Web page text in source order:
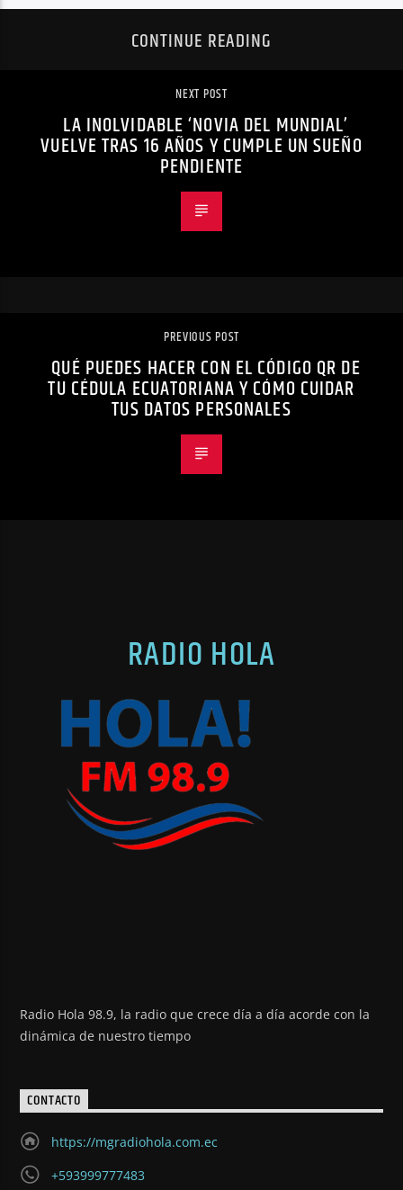
CONTINUE READING
NEXT POST
LA INOLVIDABLE ‘NOVIA DEL MUNDIAL’
VUELVE TRAS 16 AÑOS Y CUMPLE UN SUEÑO
PENDIENTE
PREVIOUS POST
QUÉ PUEDES HACER CON EL CÓDIGO QR DE
TU CÉDULA ECUATORIANA Y CÓMO CUIDAR
TUS DATOS PERSONALES
RADIO HOLA
Radio Hola 98.9, la radio que crece día a día acorde con la
dinámica de nuestro tiempo
CONTACTO
https://mgradiohola.com.ec
+593999777483